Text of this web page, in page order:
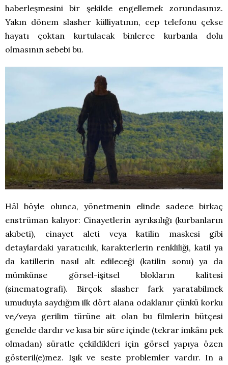
haberleşmesini bir şekilde engellemek zorundasınız.
Yakın dönem slasher külliyatının, cep telefonu çekse
hayatı çoktan kurtulacak binlerce kurbanla dolu
olmasının sebebi bu.
Hâl böyle olunca, yönetmenin elinde sadece birkaç
enstrüman kalıyor: Cinayetlerin ayrıksılığı (kurbanların
akıbeti), cinayet aleti veya katilin maskesi gibi
detaylardaki yaratıcılık, karakterlerin renkliliği, katil ya
da katillerin nasıl alt edileceği (katilin sonu) ya da
mümkünse görsel-işitsel blokların kalitesi
(sinematografi). Birçok slasher fark yaratabilmek
umuduyla saydığım ilk dört alana odaklanır çünkü korku
ve/veya gerilim türüne ait olan bu filmlerin bütçesi
genelde dardır ve kısa bir süre içinde (tekrar imkânı pek
olmadan) süratle çekildikleri için görsel yapıya özen
gösteril(e)mez. Işık ve seste problemler vardır. In a